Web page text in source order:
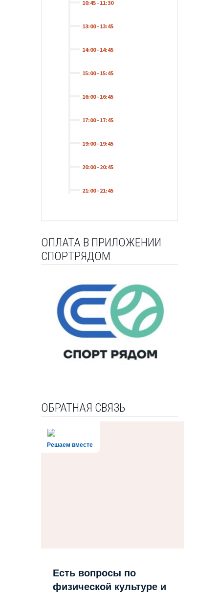
10:45- 11:30
13:00- 13:45
14:00- 14:45
15:00- 15:45
16:00- 16:45
17:00- 17:45
19:00- 19:45
20:00- 20:45
21:00- 21:45
ОПЛАТА В ПРИЛОЖЕНИИ
СПОРТРЯДОМ
ОБРАТНАЯ СВЯЗЬ
Решаем вместе
Есть вопросы по
физической культуре и